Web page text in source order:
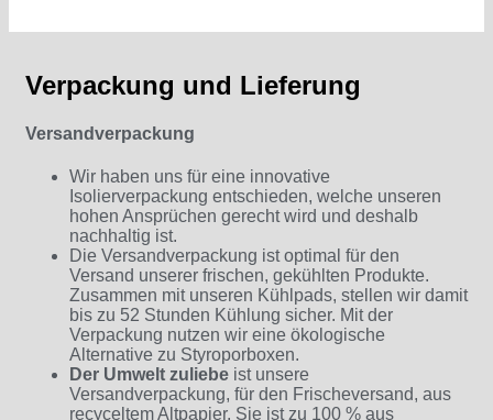
Verpackung und Lieferung
Versandverpackung
Wir haben uns für eine innovative
Isolierverpackung entschieden, welche unseren
hohen Ansprüchen gerecht wird und deshalb
nachhaltig ist.
Die Versandverpackung ist optimal für den
Versand unserer frischen, gekühlten Produkte.
Zusammen mit unseren Kühlpads, stellen wir damit
bis zu 52 Stunden Kühlung sicher. Mit der
Verpackung nutzen wir eine ökologische
Alternative zu Styroporboxen.
Der Umwelt zuliebe ist unsere
Versandverpackung, für den Frischeversand, aus
recyceltem Altpapier. Sie ist zu 100 % aus